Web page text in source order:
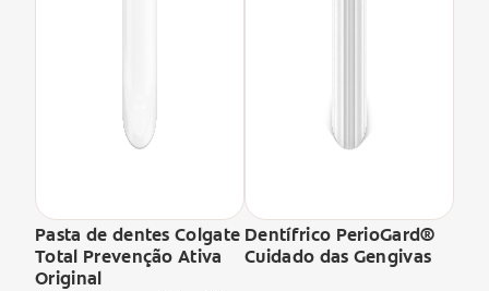
Pasta de dentes Colgate
Total Prevenção Ativa
Original
Dentífrico PerioGard®
Cuidado das Gengivas